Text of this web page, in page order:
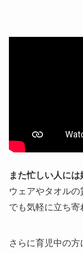
また忙しい人には
ウェアやタオル
でも気軽に立ち寄
さらに育児中の